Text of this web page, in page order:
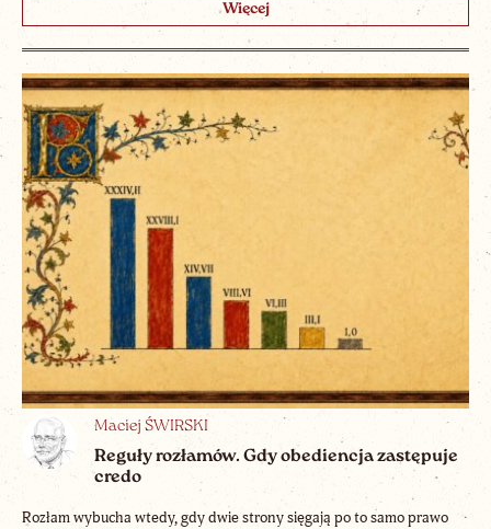
Więcej
Maciej ŚWIRSKI
Reguły rozłamów. Gdy obediencja zastępuje
credo
Rozłam wybucha wtedy, gdy dwie strony sięgają po to samo prawo